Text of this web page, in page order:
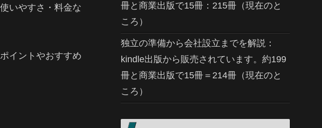
いやすさ・料金な
イントやおすすめ
冊と商業出版で15冊：215冊（現在のと
ころ）
独立の準備から会社設立までを解説：
kindle出版から販売されています。約199
冊と商業出版で15冊＝214冊（現在のと
ころ）